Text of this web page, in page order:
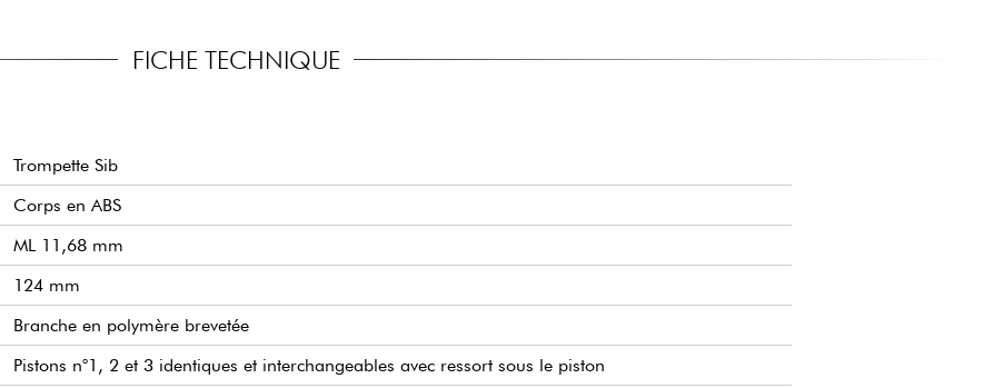
FICHE TECHNIQUE
Trompette Sib
Corps en ABS
ML 11,68 mm
124 mm
Branche en polymère brevetée
Pistons n°1, 2 et 3 identiques et interchangeables avec ressort sous le piston